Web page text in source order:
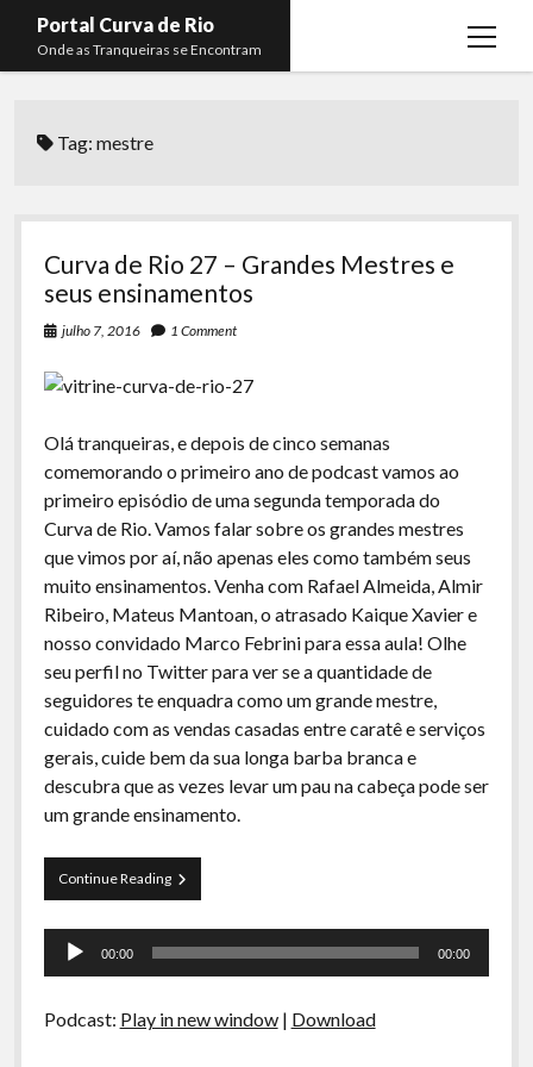
Portal Curva de Rio
Onde as Tranqueiras se Encontram
open
menu
Curva de Rio
Komos
La Siesta Podcast
Arquivo CDR
Papo Tranqueira
A Ripa É a Lei
Especiais
Preliminares
Membros
Lucas Oliveira
Kaique Xavier
Tag:mestre
Curva de Rio 27 – Grandes Mestres e
seus ensinamentos
julho 7, 2016 1 Comment
Olá tranqueiras, e depois de cinco semanas
comemorando o primeiro ano de podcast vamos ao
primeiro episódio de uma segunda temporada do
Curva de Rio. Vamos falar sobre os grandes mestres
que vimos por aí, não apenas eles como também seus
muito ensinamentos. Venha com Rafael Almeida, Almir
Ribeiro, Mateus Mantoan, o atrasado Kaique Xavier e
nosso convidado Marco Febrini para essa aula! Olhe
seu perfil no Twitter para ver se a quantidade de
seguidores te enquadra como um grande mestre,
cuidado com as vendas casadas entre caratê e serviços
gerais, cuide bem da sua longa barba branca e
descubra que as vezes levar um pau na cabeça pode ser
um grande ensinamento.
Continue ReadingCurva
de
–
e
Tocador
00:00 00:00
Podcast: Play in new window| Download